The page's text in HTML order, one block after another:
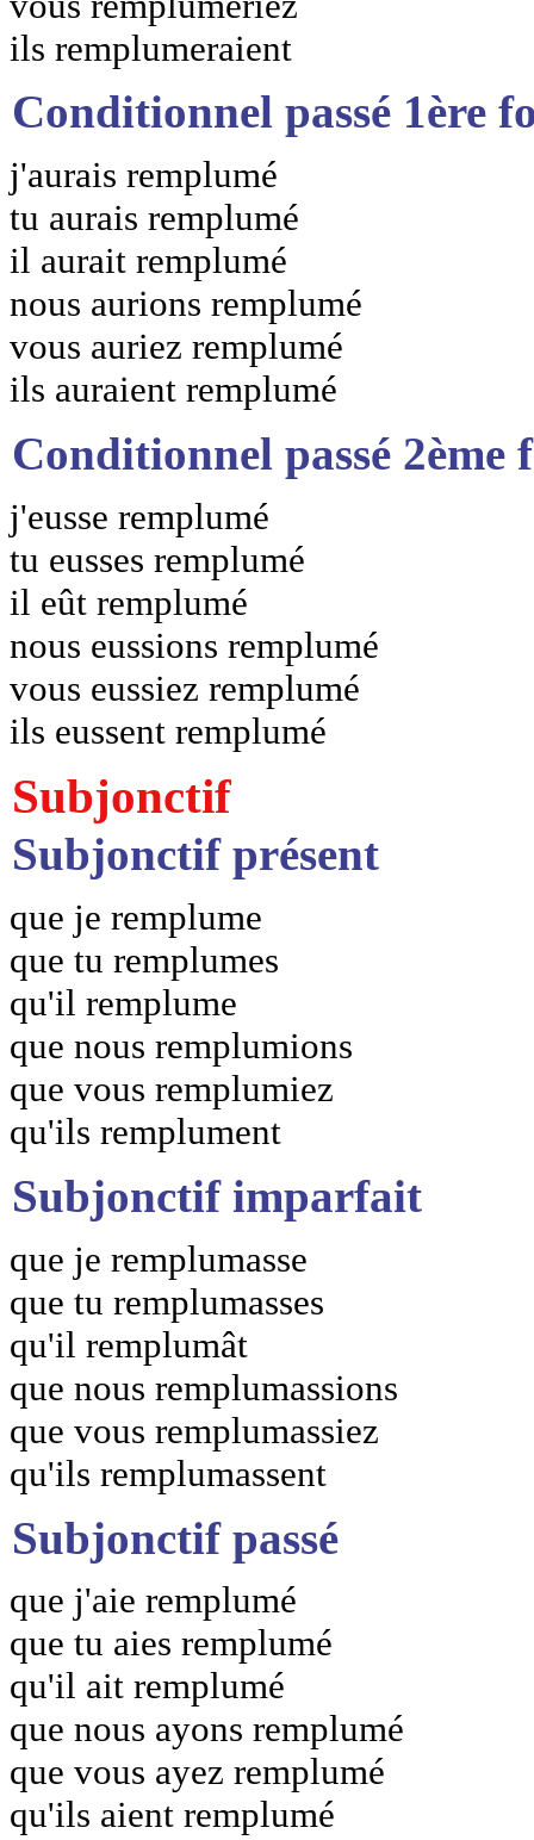
ils remplumeraient
Conditionnel passé 1ère
j'aurais remplumé
tu aurais remplumé
il aurait remplumé
nous aurions remplumé
vous auriez remplumé
ils auraient remplumé
Conditionnel passé 2ème
j'eusse remplumé
tu eusses remplumé
il eût remplumé
nous eussions remplumé
vous eussiez remplumé
ils eussent remplumé
Subjonctif
Subjonctif présent
que je remplume
que tu remplumes
qu'il remplume
que nous remplumions
que vous remplumiez
qu'ils remplument
Subjonctif imparfait
que je remplumasse
que tu remplumasses
qu'il remplumât
que nous remplumassions
que vous remplumassiez
qu'ils remplumassent
Subjonctif passé
que j'aie remplumé
que tu aies remplumé
qu'il ait remplumé
que nous ayons remplumé
que vous ayez remplumé
qu'ils aient remplumé